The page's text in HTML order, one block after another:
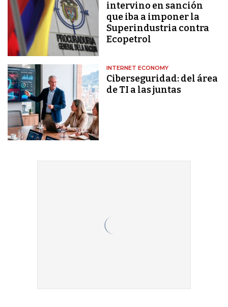
intervino en sanción
que iba a imponer la
Superindustria contra
Ecopetrol
INTERNET ECONOMY
Ciberseguridad: del área
de TI a las juntas